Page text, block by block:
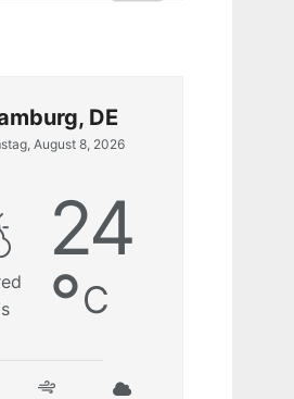
DE
August 8, 2026
24
°C